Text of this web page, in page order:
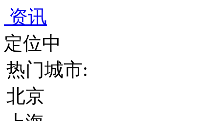
资讯
定位中
热门城市:
北京